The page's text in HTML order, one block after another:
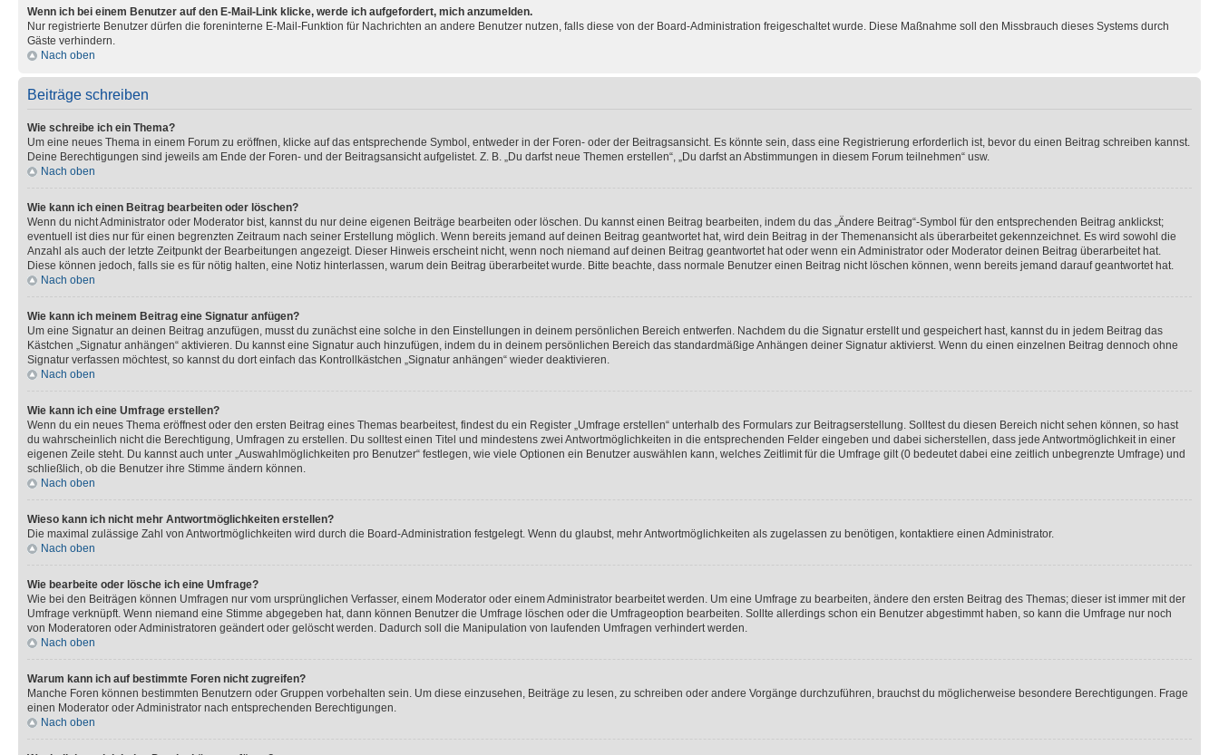
Wenn ich bei einem Benutzer auf den E-Mail-Link klicke, werde ich aufgefordert, mich anzumelden.
Nur registrierte Benutzer dürfen die foreninterne E-Mail-Funktion für Nachrichten an andere Benutzer nutzen, falls diese von der Board-Administration freigeschaltet wurde. Diese Maßnahme soll den Missbrauch dieses Systems durch
Gäste verhindern.
Nach oben
Beiträge schreiben
Wie schreibe ich ein Thema?
Um eine neues Thema in einem Forum zu eröffnen, klicke auf das entsprechende Symbol, entweder in der Foren- oder der Beitragsansicht. Es könnte sein, dass eine Registrierung erforderlich ist, bevor du einen Beitrag schreiben kannst.
Deine Berechtigungen sind jeweils am Ende der Foren- und der Beitragsansicht aufgelistet. Z. B. „Du darfst neue Themen erstellen“, „Du darfst an Abstimmungen in diesem Forum teilnehmen“ usw.
Nach oben
Wie kann ich einen Beitrag bearbeiten oder löschen?
Wenn du nicht Administrator oder Moderator bist, kannst du nur deine eigenen Beiträge bearbeiten oder löschen. Du kannst einen Beitrag bearbeiten, indem du das „Ändere Beitrag“-Symbol für den entsprechenden Beitrag anklickst;
eventuell ist dies nur für einen begrenzten Zeitraum nach seiner Erstellung möglich. Wenn bereits jemand auf deinen Beitrag geantwortet hat, wird dein Beitrag in der Themenansicht als überarbeitet gekennzeichnet. Es wird sowohl die
Anzahl als auch der letzte Zeitpunkt der Bearbeitungen angezeigt. Dieser Hinweis erscheint nicht, wenn noch niemand auf deinen Beitrag geantwortet hat oder wenn ein Administrator oder Moderator deinen Beitrag überarbeitet hat.
Diese können jedoch, falls sie es für nötig halten, eine Notiz hinterlassen, warum dein Beitrag überarbeitet wurde. Bitte beachte, dass normale Benutzer einen Beitrag nicht löschen können, wenn bereits jemand darauf geantwortet hat.
Nach oben
Wie kann ich meinem Beitrag eine Signatur anfügen?
Um eine Signatur an deinen Beitrag anzufügen, musst du zunächst eine solche in den Einstellungen in deinem persönlichen Bereich entwerfen. Nachdem du die Signatur erstellt und gespeichert hast, kannst du in jedem Beitrag das
Kästchen „Signatur anhängen“ aktivieren. Du kannst eine Signatur auch hinzufügen, indem du in deinem persönlichen Bereich das standardmäßige Anhängen deiner Signatur aktivierst. Wenn du einen einzelnen Beitrag dennoch ohne
Signatur verfassen möchtest, so kannst du dort einfach das Kontrollkästchen „Signatur anhängen“ wieder deaktivieren.
Nach oben
Wie kann ich eine Umfrage erstellen?
Wenn du ein neues Thema eröffnest oder den ersten Beitrag eines Themas bearbeitest, findest du ein Register „Umfrage erstellen“ unterhalb des Formulars zur Beitragserstellung. Solltest du diesen Bereich nicht sehen können, so hast
du wahrscheinlich nicht die Berechtigung, Umfragen zu erstellen. Du solltest einen Titel und mindestens zwei Antwortmöglichkeiten in die entsprechenden Felder eingeben und dabei sicherstellen, dass jede Antwortmöglichkeit in einer
eigenen Zeile steht. Du kannst auch unter „Auswahlmöglichkeiten pro Benutzer“ festlegen, wie viele Optionen ein Benutzer auswählen kann, welches Zeitlimit für die Umfrage gilt (0 bedeutet dabei eine zeitlich unbegrenzte Umfrage) und
schließlich, ob die Benutzer ihre Stimme ändern können.
Nach oben
Wieso kann ich nicht mehr Antwortmöglichkeiten erstellen?
Die maximal zulässige Zahl von Antwortmöglichkeiten wird durch die Board-Administration festgelegt. Wenn du glaubst, mehr Antwortmöglichkeiten als zugelassen zu benötigen, kontaktiere einen Administrator.
Nach oben
Wie bearbeite oder lösche ich eine Umfrage?
Wie bei den Beiträgen können Umfragen nur vom ursprünglichen Verfasser, einem Moderator oder einem Administrator bearbeitet werden. Um eine Umfrage zu bearbeiten, ändere den ersten Beitrag des Themas; dieser ist immer mit der
Umfrage verknüpft. Wenn niemand eine Stimme abgegeben hat, dann können Benutzer die Umfrage löschen oder die Umfrageoption bearbeiten. Sollte allerdings schon ein Benutzer abgestimmt haben, so kann die Umfrage nur noch
von Moderatoren oder Administratoren geändert oder gelöscht werden. Dadurch soll die Manipulation von laufenden Umfragen verhindert werden.
Nach oben
Warum kann ich auf bestimmte Foren nicht zugreifen?
Manche Foren können bestimmten Benutzern oder Gruppen vorbehalten sein. Um diese einzusehen, Beiträge zu lesen, zu schreiben oder andere Vorgänge durchzuführen, brauchst du möglicherweise besondere Berechtigungen. Frage
einen Moderator oder Administrator nach entsprechenden Berechtigungen.
Nach oben